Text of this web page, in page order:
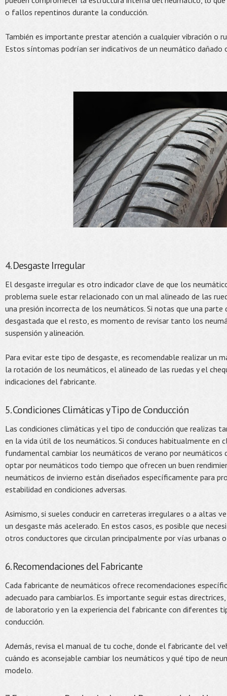
o fallos repentinos durante la conducción.
También es importante prestar atención a cualquier vibración o
Estos síntomas podrían ser indicativos de un neumático dañado
4. Desgaste Irregular
El desgaste irregular es otro indicador clave de que los
problema suele estar relacionado con un mal alineado de las
una presión incorrecta de los neumáticos. Si notas que una
desgastada que el resto, es momento de revisar tanto los
suspensión y alineación.
Para evitar este tipo de desgaste, es recomendable realizar un
la rotación de los neumáticos, el alineado de las ruedas y el
indicaciones del fabricante.
5. Condiciones Climáticas y Tipo de Conducción
Las condiciones climáticas y el tipo de conducción que realizas
en la vida útil de los neumáticos. Si conduces habitualmente en
fundamental cambiar los neumáticos de verano por
optar por neumáticos todo tiempo que ofrecen un buen
neumáticos de invierno están diseñados específicamente para
estabilidad en condiciones adversas.
Asimismo, si sueles conducir en carreteras irregulares o a altas
un desgaste más acelerado. En estos casos, es posible que
otros conductores que circulan principalmente por vías urbanas
6. Recomendaciones del Fabricante
Cada fabricante de neumáticos ofrece recomendaciones
adecuado para cambiarlos. Es importante seguir estas
de laboratorio y en la experiencia del fabricante con diferentes
conducción.
Además, revisa el manual de tu coche, donde el fabricante del
cuándo es aconsejable cambiar los neumáticos y qué tipo de
modelo.